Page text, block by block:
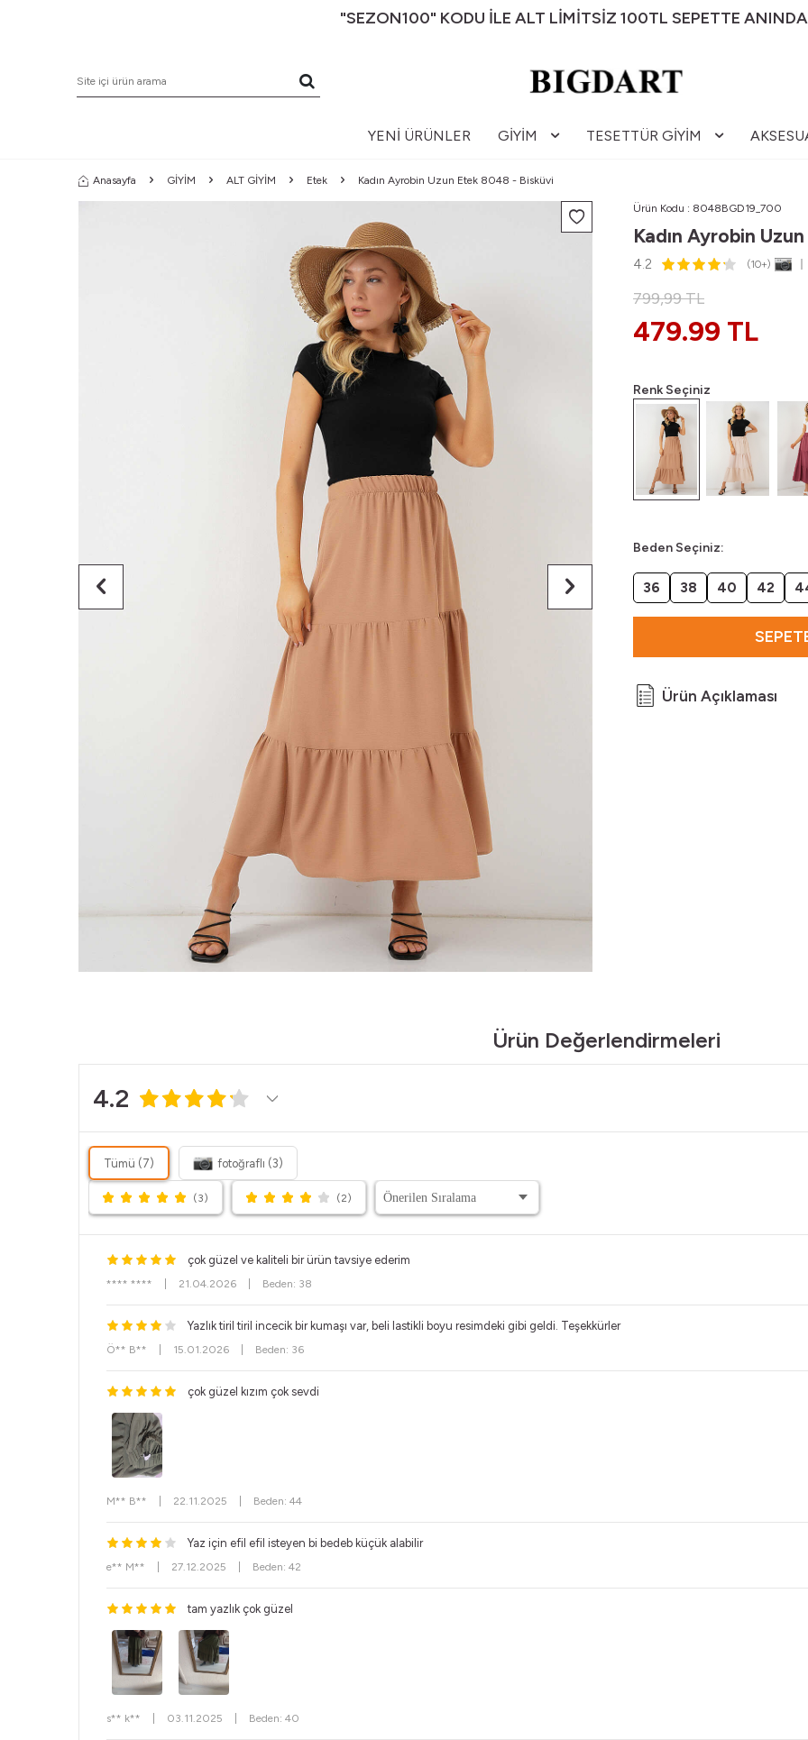
"SEZON100" KODU İLE ALT LİMİTSİZ 100TL SEPETTE
YENI ÜRÜNLER GIYIM TESETTÜR GIYIM
Anasayfa GİYİM ALT GİYİM Etek Kadın Ayrobin Uzun Etek 8048 - Bisküvi
Ürün Kodu : 8048BGD19_700
Kadın Ayrobin
4.2 (10+)
799,99TL
479.99 TL
Renk Seçiniz
Beden Seçiniz:
36 38 40 42
Ürün Açıklaması
Ürün Değerlendirmeleri
4.2
Tümü (7) fotoğraflı (3)
(3) (2)
çok güzel ve kaliteli bir ürün tavsiye ederim
**** **** 21.04.2026 Beden: 38
Yazlık tiril tiril incecik bir kumaşı var, beli lastikli boyu resimdeki gibi geldi. Teşekkürler
Ö** B** 15.01.2026 Beden: 36
çok güzel kızım çok sevdi
M** B** 22.11.2025 Beden: 44
Yaz için efil efil isteyen bi bedeb küçük alabilir
e** M** 27.12.2025 Beden: 42
tam yazlık çok güzel
s** k** 03.11.2025 Beden: 40